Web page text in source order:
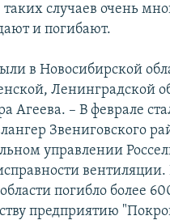
случаев очень
и погибают.
в Новосибирской
Ленинградской
Агеева. – В феврале
Звениговского
управлении
вентиляции.
погибло более
предприятию